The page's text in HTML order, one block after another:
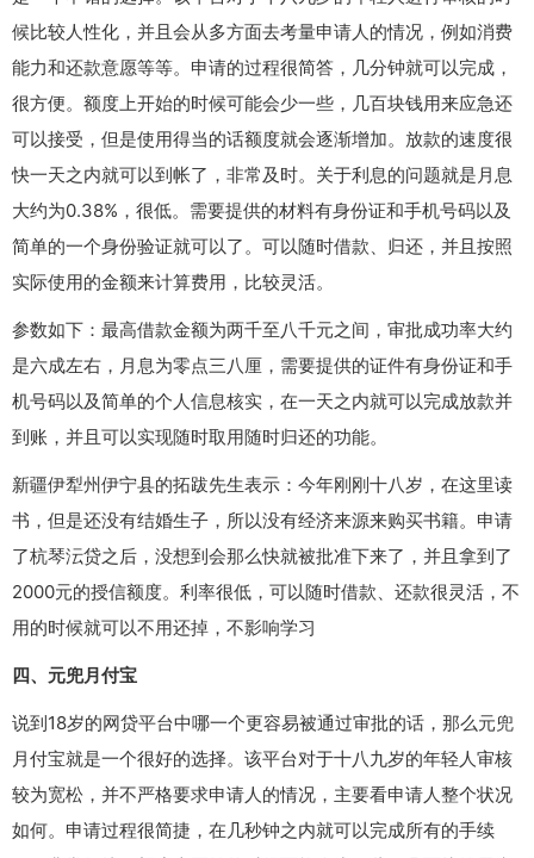
候比较人性化，并且会从多方面去考量申请人的情况，例如消费
能力和还款意愿等等。申请的过程很简答，几分钟就可以完成，
很方便。额度上开始的时候可能会少一些，几百块钱用来应急还
可以接受，但是使用得当的话额度就会逐渐增加。放款的速度很
快一天之内就可以到帐了，非常及时。关于利息的问题就是月息
大约为0.38%，很低。需要提供的材料有身份证和手机号码以及
简单的一个身份验证就可以了。可以随时借款、归还，并且按照
实际使用的金额来计算费用，比较灵活。
参数如下：最高借款金额为两千至八千元之间，审批成功率大约
是六成左右，月息为零点三八厘，需要提供的证件有身份证和手
机号码以及简单的个人信息核实，在一天之内就可以完成放款并
到账，并且可以实现随时取用随时归还的功能。
新疆伊犁州伊宁县的拓跋先生表示：今年刚刚十八岁，在这里读
书，但是还没有结婚生子，所以没有经济来源来购买书籍。申请
了杭琴沄贷之后，没想到会那么快就被批准下来了，并且拿到了
2000元的授信额度。利率很低，可以随时借款、还款很灵活，不
用的时候就可以不用还掉，不影响学习
四、元兜月付宝
说到18岁的网贷平台中哪一个更容易被通过审批的话，那么元兜
月付宝就是一个很好的选择。该平台对于十八九岁的年轻人审核
较为宽松，并不严格要求申请人的情况，主要看申请人整个状况
如何。申请过程很简捷，在几秒钟之内就可以完成所有的手续